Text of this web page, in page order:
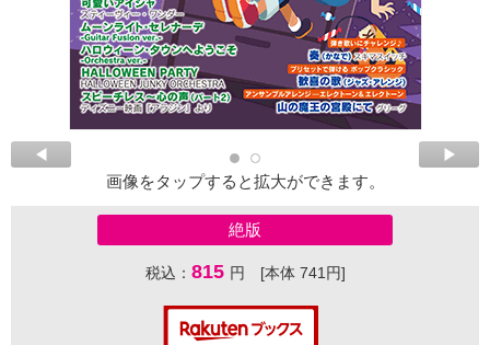
画像をタップすると拡大ができます。
絶版
税込： 815 円 [本体 741円]